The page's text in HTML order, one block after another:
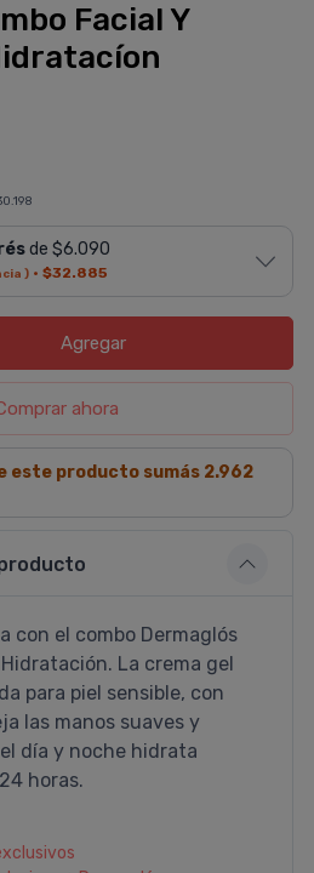
Facial Y
de $6.090
) · $32.885
Agregar
ahora
este producto sumás 2.962
con el combo Dermaglós
La crema gel
para piel sensible, con
las manos suaves y
día y noche hidrata
horas.